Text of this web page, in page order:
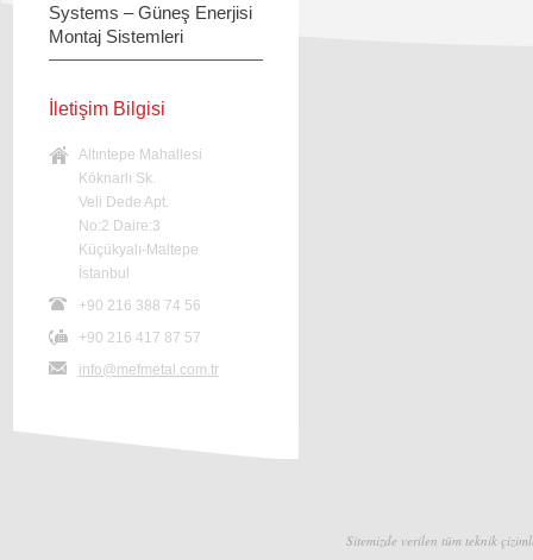
Systems – Güneş Enerjisi
Montaj Sistemleri
İletişim Bilgisi
Altıntepe Mahallesi
Köknarlı Sk.
Veli Dede Apt.
No:2 Daire:3
Küçükyalı-Maltepe
İstanbul
+90 216 388 74 56
+90 216 417 87 57
info@mefmetal.com.tr
Sitemizde verilen tüm teknik